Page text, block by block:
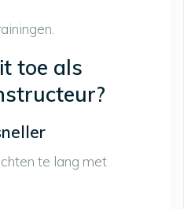
toe als
te lang met